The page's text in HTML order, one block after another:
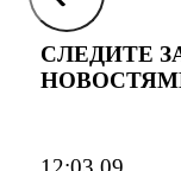
СЛЕДИТЕ